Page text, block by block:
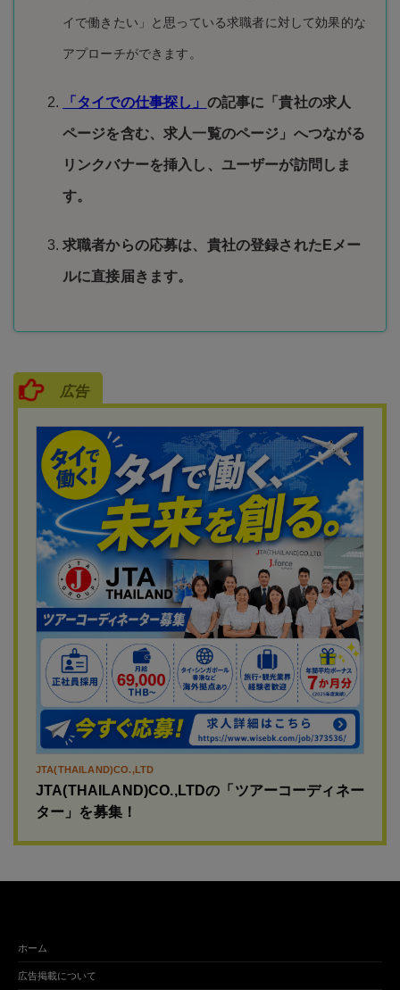
イで働きたい」と思っている求職者に対して効果的な
アプローチができます。
「タイでの仕事探し」 の記事に「貴社の求人
ページを含む、求人一覧のページ」へつながる
リンクバナーを挿入し、ユーザーが訪問しま
す。
求職者からの応募は、貴社の登録されたEメー
ルに直接届きます。
広告
JTA(THAILAND)CO.,LTD
JTA(THAILAND)CO.,LTDの「ツアーコーディネー
ター」を募集！
ホーム
広告掲載について